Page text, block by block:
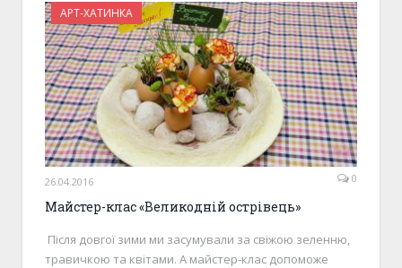
АРТ-ХАТИНКА
26.04.2016 0
Майстер-клас «Великодній острівець»
Після довгої зими ми засумували за свіжою зеленню,
травичкою та квітами. А майстер-клас допоможе